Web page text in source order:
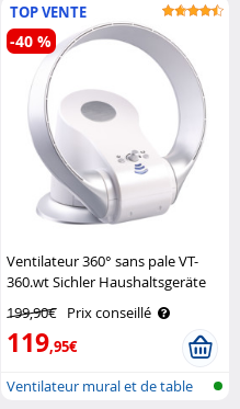
TOP VENTE
Ventilateur 360° sans pale VT-
360.wt Sichler Haushaltsgeräte
199,90€ Prix conseillé
119,95€
-40 %
Ventilateur mural et de table